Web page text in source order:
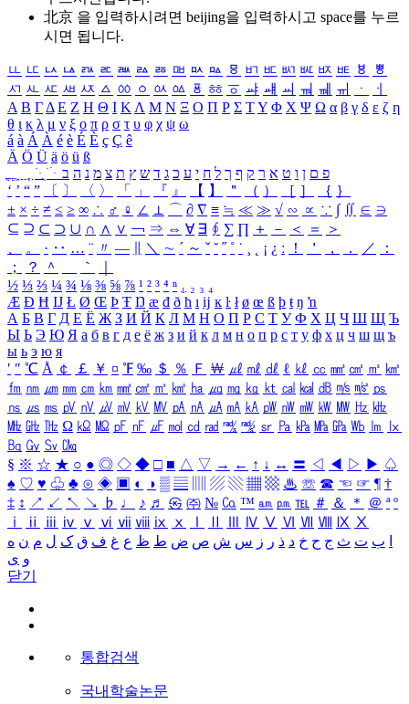
北京 을 입력하시려면 beijing을 입력하시고 space를 누르
시면 됩니다.
ㅥ ㅦ ㅧ ㅨ ㅩ ㅪ ㅫ ㅬ ㅭ ㅮ ㅯ ㅰ ㅱ ㅲ ㅳ ㅴ ㅵ ㅶ ㅷ ㅸ
ㅹ
ㅺ ㅻ ㅼ ㅽ ㅾ ㅿ ㆀ ㆁ ㆂ ㆃ ㆄ ㆅ ㆆ ㆇ ㆈ ㆉ ㆊ ㆋ ㆌ ㆍ
ㆎ
Α Β ΓΔ Ε Ζ Η Θ Ι ΚΛ Μ Ν Ξ Ο Π Ρ Σ ΤΥ Φ Χ Ψ Ω α β γ δ ε ζ η
θ ι κ λ μ ν ξ ο π ρ σ τ υ φ χ ψ ω
á à Á À é è É È ç Ç ê
Ä Ö Ü ä ö ü ß
ִֶֹ ֻּ ׁׂ פ ם ן ו ט א ר ק ף ך ל ח י ע כ ג ד ש ץ ת צ מ נ ה ב
‘ ’ “ ” 〔 〕 〈 〉 「 」 『 』 【 】 ＂ （ ） ［ ］ ｛ ｝
± × ÷ ≠ ≤ ≥ ∞ ∴ ♂ ♀ ∠ ⊥ ⌒ ∂ ∇ ≡ ≒ ≪ ≫ √ ∽ ∝ ∵ ∫ ∬ ∈ ∋
⊆ ⊇ ⊂ ⊃ ∪ ∩ ∧ ∨ ￢ ⇒ ⇔ ∀ ∃ ∮ ∑ ∏ ＋ － ＜ ＝
＞
、
。 · ‥ … ¨ 〃 ― ＼ ∼ ´ ～ ˇ ˘ ˝ ˚ ˙ ¸ ¡ ¿ ː ！ ＇ ， ． ／
：
；
？ ＾ ｀
½ ⅓ ⅔ ¼ ¾ ⅛ ⅜ ⅝ ⅞ ¹ ² ³ ⁴ ⁿ ₁ ₂ ₃ ₄
Æ Ð Ħ Ĳ Ł Ø Œ Þ Ŧ Ŋ æ đ ð ħ ı ĳ ĸ ŀ ł ø œ ß þ ŧ ŋ ŉ
А Б В Г Д Е Ё Ж З И Й К Л М Н О П Р С Т У Ф Х Ц Ч Ш Щ Ъ
Ы Ь Э Ю Я а б в г д е ё ж з и й к л м н о п р с т у ф х ц ч ш щ ъ
ы ь э ю я
′ ″ ℃ Å ￠ ￡ ￥ ¤ ℉ ‰ ＄ ％ Ｆ ￦ ㎕ ㎖ ㎗ ℓ ㎘ ㏄ ㎣ ㎤ ㎥ ㎦
㎙ ㎚ ㎛ ㎜ ㎝ ㎞ ㎟ ㎠ ㎡ ㎢ ㏊ ㎍ ㎎ ㎏ ㏏ ㎈ ㎉ ㏈ ㎧ ㎨ ㎰
㎱ ㎲ ㎳ ㎴ ㎵ ㎶ ㎷ ㎸ ㎹ ㎀ ㎁ ㎂ ㎃ ㎄ ㎺ ㎻ ㎽ ㎾ ㎿ ㎐ ㎑
㎒ ㎓ ㎔ Ω ㏀ ㏁ ㎊ ㎋ ㎌ ㏖ ㏅ ㎭ ㎮ ㎯ ㏛ ㎩ ㎪ ㎫ ㎬ ㏝ ㏐
㏓
㏃ ㏉ ㏜ ㏆
§ ※ ☆ ★ ○ ● ◎ ◇ ◆ □ ■ △ ▽ → ← ↑ ↓ ↔ 〓 ◁ ◀ ▷ ▶ ♤
♠ ♡ ♥ ♧ ♣ ⊙ ◈ ▣ ◐ ◑ ▒ ▤ ▨ ▧ ▦ ▩ ♨ ☏ ☎ ☜ ☞ ¶ †
‡ ↕ ↗ ↙ ↖ ↘ ♭ ♩ ♪ ♬ ㉿ ㈜ № ㏇ ™ ㏂ ㏘ ℡ ＃ ＆ ＊ ＠ ª º
ⅰ
ⅱ ⅲ ⅳ ⅴ ⅵ ⅶ ⅷ ⅸ ⅹ Ⅳ Ⅴ Ⅵ Ⅶ Ⅷ Ⅸ Ⅹ
ب ت ث ج ح خ د ذ ر ز س ش ص ض ط ظ ع غ ف ق ک ل م ن ه
و ی
닫기
통합검색
국내학술논문